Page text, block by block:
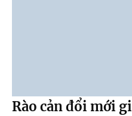
Rào cản đổi mới